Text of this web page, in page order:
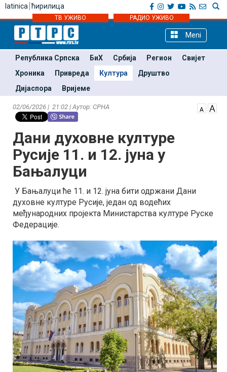
latinica ћирилица
ТВ УЖИВО РАДИО УЖИВО
Meni
Република Српска БиХ Србија Регион
Свијет
Хроника
Привреда Култура
Друштво
Дијаспора
Вријеме
02/06/2026 | 21:02 | Аутор: СРНА
Дани духовне културе
Русије 11. и 12. јуна у
Бањалуци
У Бањалуци ће 11. и 12. јуна бити одржани Дани
духовне културе Русије, један од водећих
међународних пројекта Министарства културе Руске
Федерације.